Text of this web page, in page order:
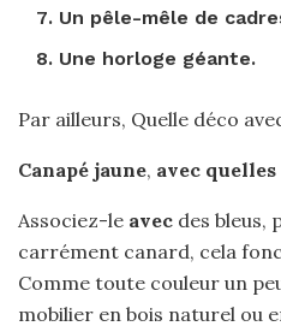
Un pêle-mêle de
Une horloge géante.
Par ailleurs, Quelle déco
Canapé jaune, avec quelles
Associez-le avec des bleus,
carrément canard, cela
Comme toute couleur un
mobilier en bois naturel ou